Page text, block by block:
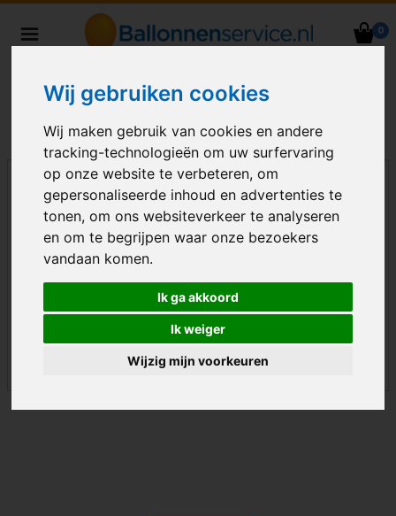
Wij gebruiken cookies
Wij maken gebruik van cookies en andere
tracking-technologieën om uw surfervaring
op onze website te verbeteren, om
gepersonaliseerde inhoud en advertenties te
tonen, om ons websiteverkeer te analyseren
en om te begrijpen waar onze bezoekers
vandaan komen.
Ik ga akkoord
Ik weiger
Wijzig mijn voorkeuren
0
Nederland